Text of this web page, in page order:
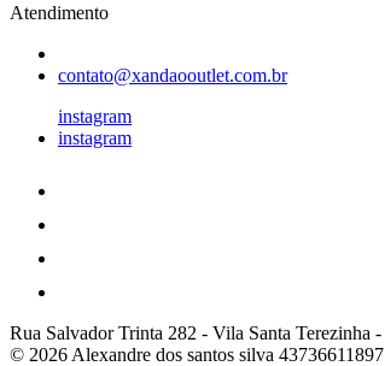
Atendimento
contato@xandaooutlet.com.br
instagram
instagram
Rua Salvador Trinta 282 - Vila Santa Terezinha -
© 2026 Alexandre dos santos silva 43736611897